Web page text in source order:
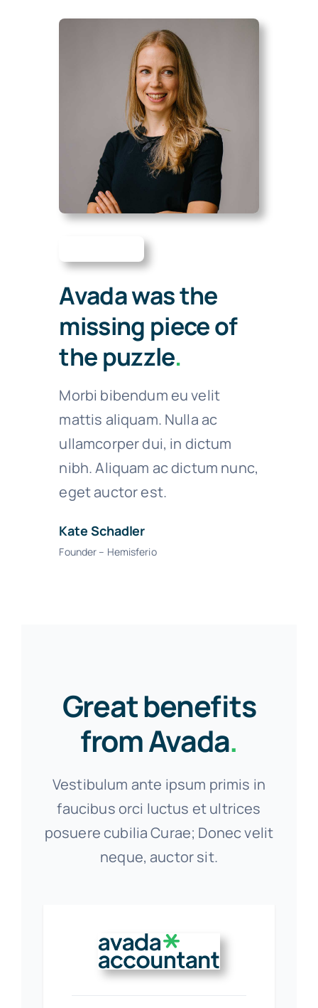
Avada was the
missing piece of
the puzzle.
Morbi bibendum eu velit
mattis aliquam. Nulla ac
ullamcorper dui, in dictum
nibh. Aliquam ac dictum nunc,
eget auctor est.
Kate Schadler
Founder – Hemisferio
Great benefits
from Avada.
Vestibulum ante ipsum primis in
faucibus orci luctus et ultrices
posuere cubilia Curae; Donec velit
neque, auctor sit.